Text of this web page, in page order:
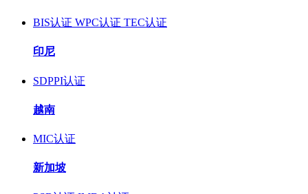
BIS认证 WPC认证 TEC认证
印尼
SDPPI认证
越南
MIC认证
新加坡